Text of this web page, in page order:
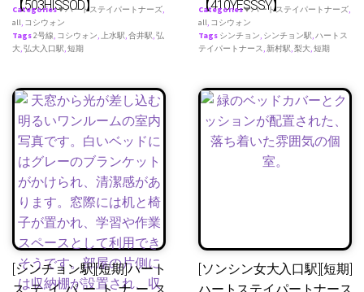
【503HISSOD】
Categories♥ ハートステイパートナーズ,
all, コシウォン
Tags2号線, コシウォン, 上水駅,合井駅,弘
大,弘大入口駅,短期
【410YESSSY】
Categories♥ ハートステイパートナーズ,
all, コシウォン
Tags シンチョン, シンチョン駅,ハートス
テイパートナース,新村駅,梨大,短期
[シンチョン駅][短期]ハート
[ソンシン女大入口駅][短期]